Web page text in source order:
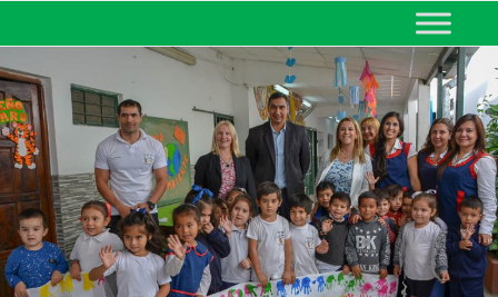
MINISTERIO DE EDUCACIÓN
DE CORRIENTES